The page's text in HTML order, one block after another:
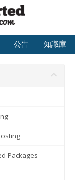
公告 知識庫
Packages